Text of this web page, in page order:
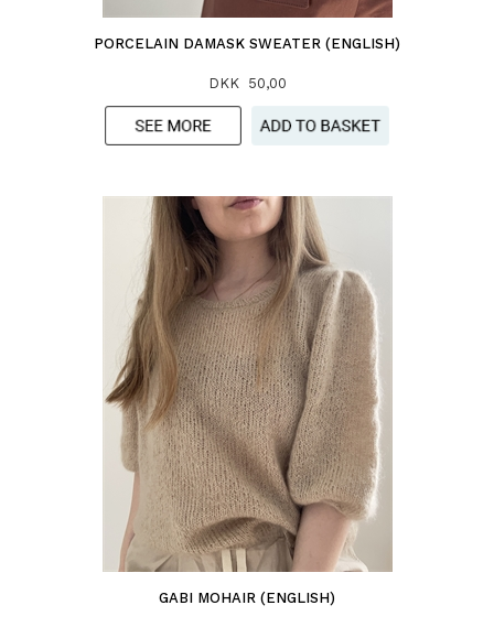
PORCELAIN DAMASK SWEATER (ENGLISH)
DKK 50,00
GABI MOHAIR (ENGLISH)